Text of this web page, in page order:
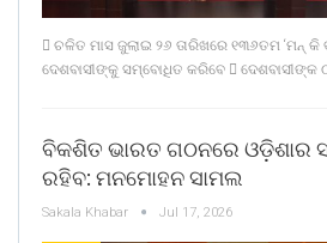
 ଚଳିତ ମାସ ଜୁଲାଇ ୨୬ ତାରିଖରେ ୧୩୬ତମ ‘ମନ୍ କି
ଦେଶବାସୀଙ୍କୁ ସମ୍ବୋଧିତ କରିବେ  ଦେଶବାସୀଙ୍କ
ବିକଶିତ ଭାରତ ଗଠନରେ ଓଡ଼ିଶାର
ରହିବ: ମନମୋହନ ସାମଲ
Sakala Khabar Jul 17, 2026